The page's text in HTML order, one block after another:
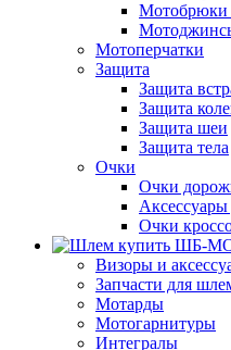
Мотобрюки
Мотоперчатки
Защита
Защита
Защита
Защита шеи
Защита тела
Очки
Очки
Аксессуары
Очки
Визоры и
Запчасти для
Мотарды
Мотогарнитуры
Интегралы